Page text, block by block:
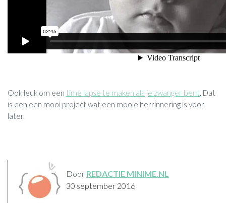
Ook leuk om een time lapse te maken als je zwanger bent. Dat
is een een mooi project wat een mooie herrinnering is voor
later.
Door REDACTIE MINIME.NL
30 september 2016